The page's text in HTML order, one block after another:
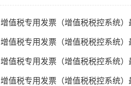
增值税专用发票（增值税税控系统）
增值税专用发票（增值税税控系统）
增值税专用发票（增值税税控系统）最
增值税专用发票（增值税税控系统